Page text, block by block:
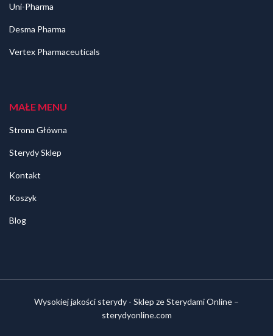
Uni-Pharma
Desma Pharma
Vertex Pharmaceuticals
MAŁE MENU
Strona Główna
Sterydy Sklep
Kontakt
Koszyk
Blog
Wysokiej jakości sterydy - Sklep ze Sterydami Online –
sterydyonline.com